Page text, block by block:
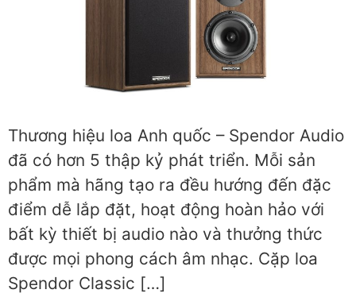
Thương hiệu loa Anh quốc – Spendor Audio
đã có hơn 5 thập kỷ phát triển. Mỗi sản
phẩm mà hãng tạo ra đều hướng đến đặc
điểm dễ lắp đặt, hoạt động hoàn hảo với
bất kỳ thiết bị audio nào và thưởng thức
được mọi phong cách âm nhạc. Cặp loa
Spendor Classic […]